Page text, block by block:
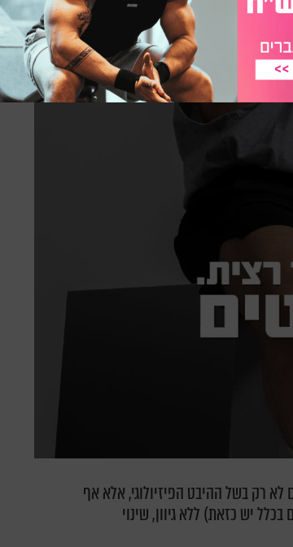
לא רק בשל ההיבט הפיזיולוגי, אלא אף
יש כזאת) ללא גיוון, שינוי